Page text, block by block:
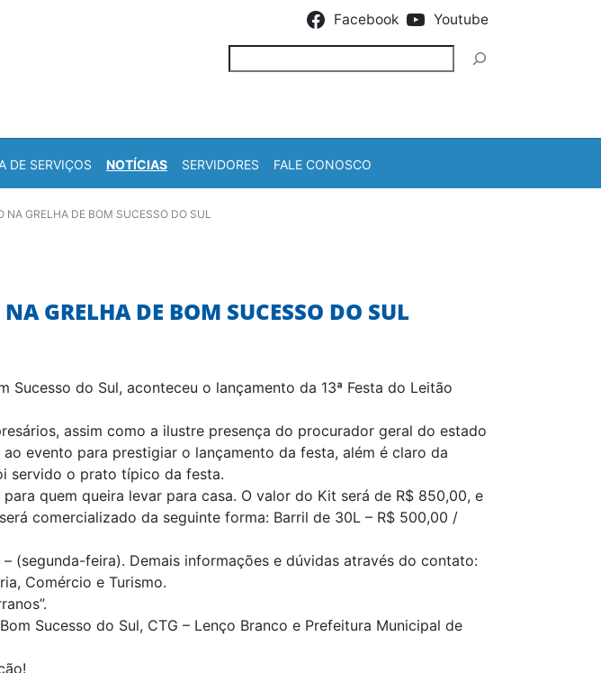
Facebook Youtube
DE SERVIÇOS NOTÍCIAS SERVIDORES FALE CONOSCO
NA GRELHA DE BOM SUCESSO DO SUL
GRELHA DE BOM SUCESSO DO SUL
do Sul, aconteceu o lançamento da 13ª Festa do Leitão
assim como a ilustre presença do procurador geral do estado
evento para prestigiar o lançamento da festa, além é claro da
servido o prato típico da festa.
quem queira levar para casa. O valor do Kit será de R$ 850,00, e
comercializado da seguinte forma: Barril de 30L – R$ 500,00 /
(segunda-feira). Demais informações e dúvidas através do contato:
Comércio e Turismo.
Sucesso do Sul, CTG – Lenço Branco e Prefeitura Municipal de